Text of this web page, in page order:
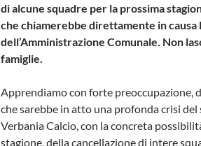
di alcune squadre per la prossima
che chiamerebbe direttamente in causa
dell’Amministrazione Comunale. Non
famiglie.
Apprendiamo con forte preoccupazione,
che sarebbe in atto una profonda crisi
Verbania Calcio, con la concreta
stagione, della cancellazione di intere